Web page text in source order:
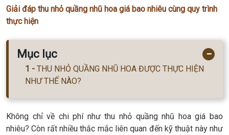
Giải đáp thu nhỏ quầng nhũ hoa giá bao nhiêu cùng quy trình
thực hiện
Mục lục −
THU NHỎ QUẦNG NHŨ HOA ĐƯỢC THỰC HIỆN
NHƯ THẾ NÀO?
Không chỉ về chi phí như thu nhỏ quầng nhũ hoa giá bao
nhiêu? Còn rất nhiều thắc mắc liên quan đến kỹ thuật này như